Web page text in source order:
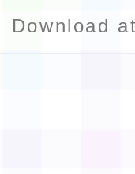
Download